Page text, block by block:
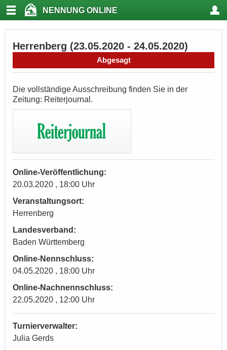
NENNUNG ONLINE
Herrenberg (23.05.2020 - 24.05.2020)
Abgesagt
Die vollständige Ausschreibung finden Sie in der
Zeitung: Reiterjournal.
Online-Veröffentlichung:
20.03.2020 , 18:00 Uhr
Veranstaltungsort:
Herrenberg
Landesverband:
Baden Württemberg
Online-Nennschluss:
04.05.2020 , 18:00 Uhr
Online-Nachnennschluss:
22.05.2020 , 12:00 Uhr
Turnierverwalter:
Julia Gerds